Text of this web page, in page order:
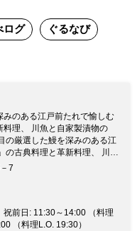
ログ ぐるなび
みのある江戸前たれで愉しむ
料理、 川魚と自家製漬物の
の厳選した鰻を深みのある江
の古典料理と革新料理、 川魚
し本】【コース】 コースで
鰻の魅力を余すことなく お
もご用意しています。 「鰻
身はふっくらと 焼き上げた
慢の一品。 【お飲み物】 店
7
祝前日: 11:30～14:00 （料理
（料理L.O. 19:30）